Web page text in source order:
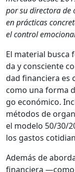
por su direc­to­ra de
en prác­ti­cas
el con­trol
El mate­r­i­al
da y con­sciente
dad financiera es
como una for­ma
go económi­co.
méto­dos de
el mod­e­lo 50/30/
los gas­tos
Además de
financiera